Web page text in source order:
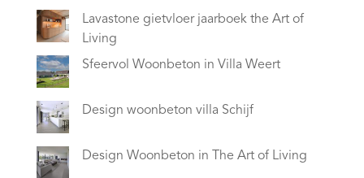
Lavastone gietvloer jaarboek the Art of
Living
Sfeervol Woonbeton in Villa Weert
Design woonbeton villa Schijf
Design Woonbeton in The Art of Living